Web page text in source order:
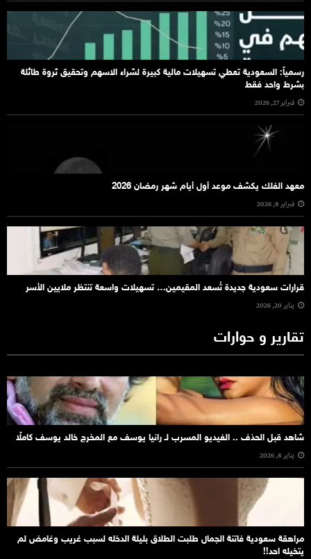
رسمياً: السعودية تعطي تسهيلات مالية كبيرة لشراء الاسهم وتحقيق ثروة طائلة
بشرط واحد فقط
فبراير 27, 2026
معهد الفلك يكشف موعد أول أيام شهر رمضان 2026
فبراير 8, 2026
قرارات سعودية جديدة تُسعد المقيمين… تسهيلات واسعة تنتظر ملايين الأسر
يناير 20, 2026
تقارير و حوارات
شاهد قبل الحذف .. الفيديو المسرب لـ رانيا يوسف مع المخرج خالد يوسف كاملًا
يناير 8, 2026
مراهقة سعودية فاتنة الجمال طلبت الطلاق بليلة الدخله لسبب غريب وغامض لم
يتخيله احد!!